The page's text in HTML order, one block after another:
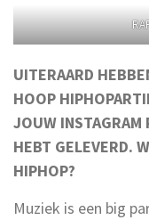
UITERAARD
HOOP
JOUW INSTAGRAM
HEBT GELEVERD.
HIPHOP?
Muziek is een big